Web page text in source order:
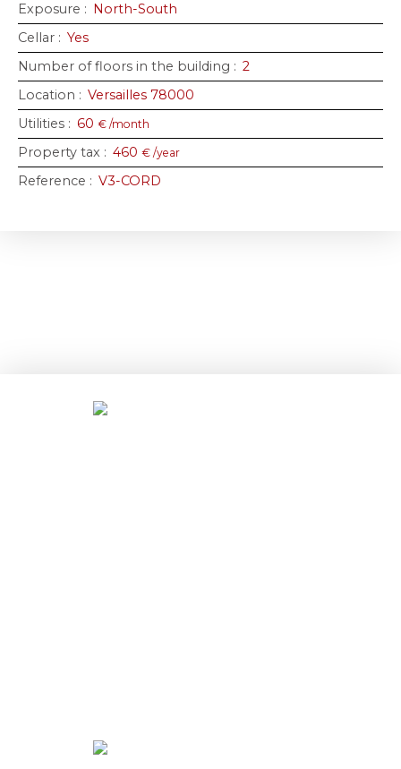
Exposure : North-South
Cellar : Yes
Number of floors in the building : 2
Location : Versailles 78000
Utilities : 60 € /month
Property tax : 460 € /year
Reference : V3-CORD